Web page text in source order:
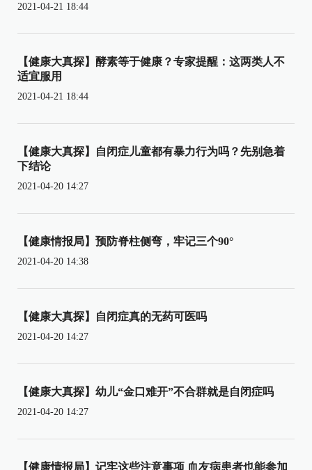
2021-04-21 18:44
【健康大真探】酵素等于健康？专家提醒：这两类人不
适宜服用
2021-04-21 18:44
【健康大真探】自闭症儿童都有暴力行为吗？先别急着
下结论
2021-04-20 14:27
【健康情报局】预防脊柱侧弯，牢记三个90°
2021-04-20 14:38
【健康大真探】自闭症真的无药可医吗
2021-04-20 14:27
【健康大真探】幼儿“金口难开”不合群就是自闭症吗
2021-04-20 14:27
【健康情报局】记牢这些注意事项 血友病患者也能参加